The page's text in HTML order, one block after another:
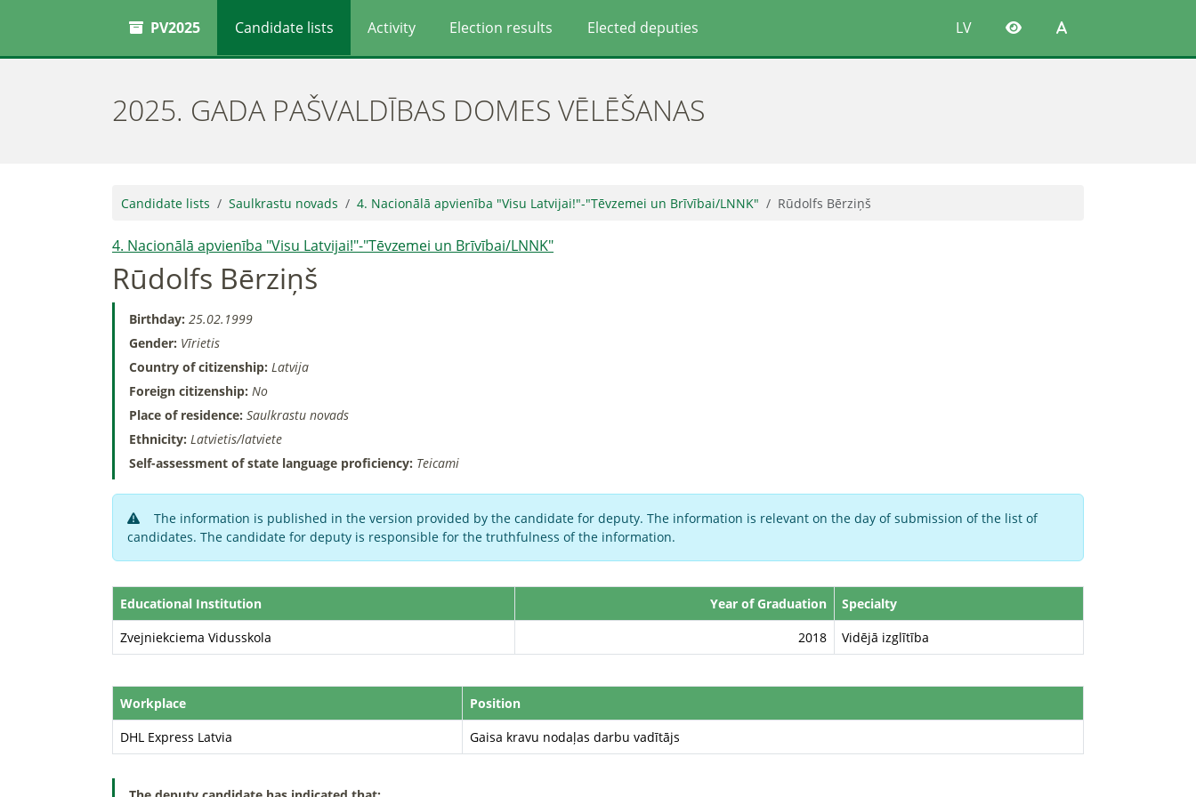
PV2025 Candidate lists Activity Election results Elected deputies LV
2025. GADA PAŠVALDĪBAS DOMES VĒLĒŠANAS
Candidate lists Saulkrastu novads 4. Nacionālā apvienība "Visu Latvijai!"-"Tēvzemei un Brīvībai/LNNK" Rūdolfs Bērziņš
4. Nacionālā apvienība "Visu Latvijai!"-"Tēvzemei un Brīvībai/LNNK"
Rūdolfs Bērziņš
Birthday: 25.02.1999
Gender: Vīrietis
Country of citizenship: Latvija
Foreign citizenship: No
Place of residence: Saulkrastu novads
Ethnicity: Latvietis/latviete
Self-assessment of state language proficiency: Teicami
The information is published in the version provided by the candidate for deputy. The information is relevant on the day of submission of the list of
candidates. The candidate for deputy is responsible for the truthfulness of the information.
Educational Institution Year of Graduation
Specialty
Zvejniekciema Vidusskola
2018 Vidējā izglītība
Workplace
Position
DHL Express Latvia
Gaisa kravu nodaļas darbu vadītājs